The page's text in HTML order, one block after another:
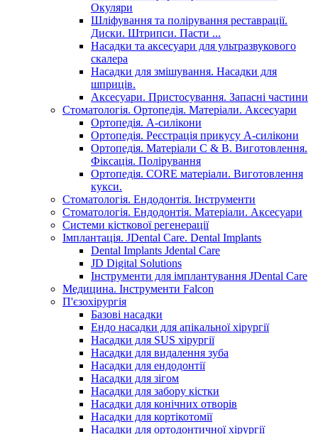
Окуляри
Шліфування та полірування реставрації.
Диски. Штрипси. Пасти ...
Насадки та аксесуари для ультразвукового
скалера
Насадки для змішування. Насадки для
шприців.
Аксесуари. Пристосування. Запасні частини
Стоматологія. Ортопедія. Матеріали. Аксесуари
Ортопедія. А-силікони
Ортопедія. Реєстрація прикусу А-силікони
Ортопедія. Матеріали C & B. Виготовлення.
Фіксація. Полірування
Ортопедія. CORE матеріали. Виготовлення
кукси.
Стоматологія. Ендодонтія. Інструменти
Стоматологія. Ендодонтія. Матеріали. Аксесуари
Системи кісткової регенерації
Імплантація. JDental Care. Dental Implants
Dental Implants Jdental Care
JD Digital Solutions
Інструменти для імплантування JDental Care
Медицина. Інструменти Falcon
П'єзохірургія
Базові насадки
Ендо насадки для апікальної хірургії
Насадки для SUS хірургії
Насадки для видалення зуба
Насадки для ендодонтії
Насадки для зігом
Насадки для забору кістки
Насадки для конічних отворів
Насадки для кортікотомії
Насадки для ортодонтичної хірургії